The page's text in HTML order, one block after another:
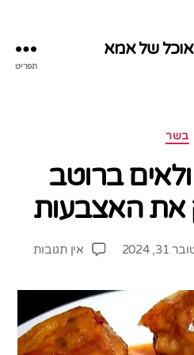
של אמא
תפריט
קטגוריותבשר
ברוטב
את האצבעות
2024 אין תגובותעל
רימונים
ללק